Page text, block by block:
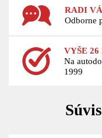
RADI
Odborne
VYŠE
Na
1999